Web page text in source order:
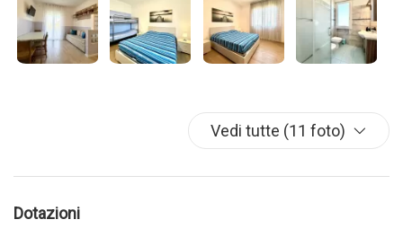
Vedi tutte (11 foto)
Dotazioni